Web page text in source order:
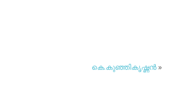
കെ.കുഞ്ഞികൃഷ്ണന്‍»